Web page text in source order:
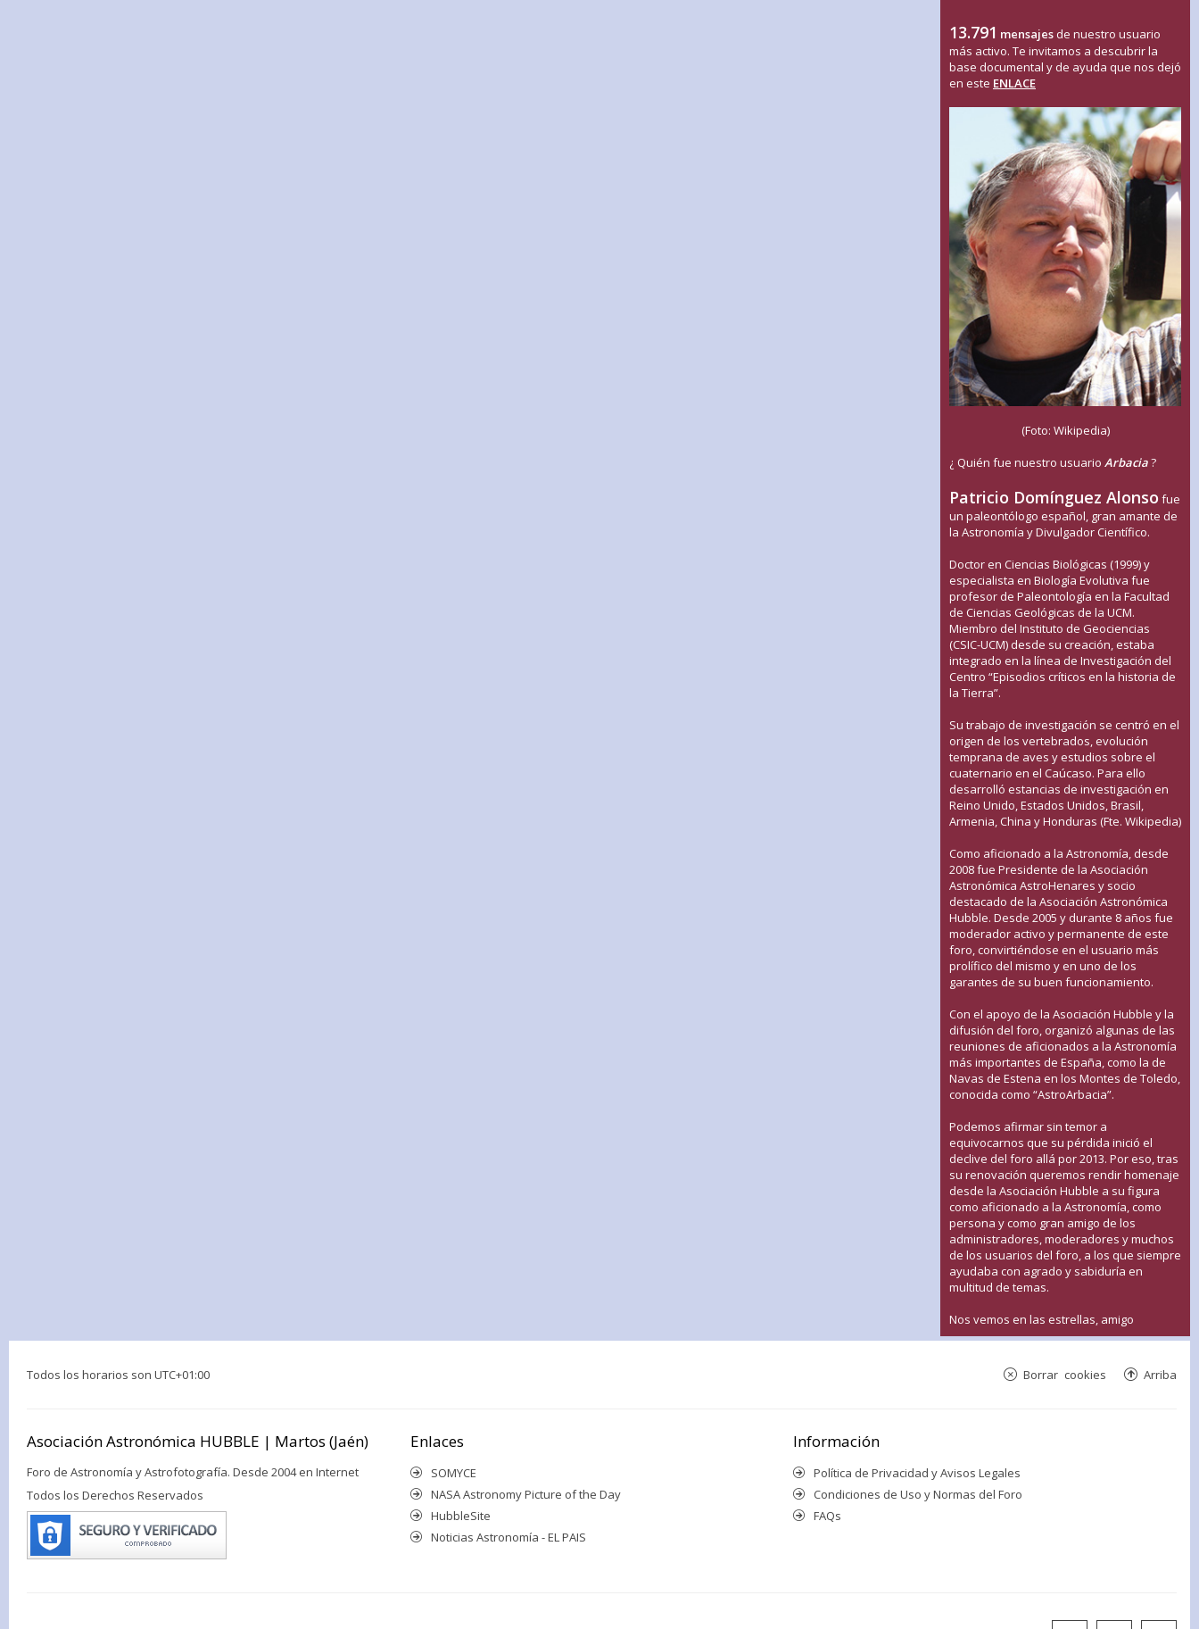
13.791 mensajes de nuestro usuario
más activo. Te invitamos a descubrir la
base documental y de ayuda que nos dejó
en este ENLACE
(Foto: Wikipedia)
¿ Quién fue nuestro usuario Arbacia?
Patricio Domínguez Alonso fue
un paleontólogo español, gran amante de
la Astronomía y Divulgador Científico.
Doctor en Ciencias Biológicas (1999) y
especialista en Biología Evolutiva fue
profesor de Paleontología en la Facultad
de Ciencias Geológicas de la UCM.
Miembro del Instituto de Geociencias
(CSIC-UCM) desde su creación, estaba
integrado en la línea de Investigación del
Centro “Episodios críticos en la historia de
la Tierra”.
Su trabajo de investigación se centró en el
origen de los vertebrados, evolución
temprana de aves y estudios sobre el
cuaternario en el Caúcaso. Para ello
desarrolló estancias de investigación en
Reino Unido, Estados Unidos, Brasil,
Armenia, China y Honduras (Fte. Wikipedia)
Como aficionado a la Astronomía, desde
2008 fue Presidente de la Asociación
Astronómica AstroHenares y socio
destacado de la Asociación Astronómica
Hubble. Desde 2005 y durante 8 años fue
moderador activo y permanente de este
foro, convirtiéndose en el usuario más
prolífico del mismo y en uno de los
garantes de su buen funcionamiento.
Con el apoyo de la Asociación Hubble y la
difusión del foro, organizó algunas de las
reuniones de aficionados a la Astronomía
más importantes de España, como la de
Navas de Estena en los Montes de Toledo,
conocida como “AstroArbacia”.
Podemos afirmar sin temor a
equivocarnos que su pérdida inició el
declive del foro allá por 2013. Por eso, tras
su renovación queremos rendir homenaje
desde la Asociación Hubble a su figura
como aficionado a la Astronomía, como
persona y como gran amigo de los
administradores, moderadores y muchos
de los usuarios del foro, a los que siempre
ayudaba con agrado y sabiduría en
multitud de temas.
Nos vemos en las estrellas, amigo
Todos los horarios son UTC+01:00 Arriba
Borrar cookies
Asociación Astronómica HUBBLE | Martos (Jaén)
Foro de Astronomía y Astrofotografía. Desde 2004 en Internet
Todos los Derechos Reservados
Enlaces
SOMYCE
NASA Astronomy Picture of the Day
HubbleSite
Noticias Astronomía - EL PAIS
Información
Política de Privacidad y Avisos Legales
Condiciones de Uso y Normas del Foro
FAQs